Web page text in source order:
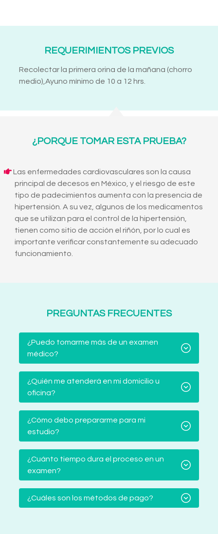
REQUERIMIENTOS PREVIOS
Recolectar la primera orina de la mañana (chorro
medio),Ayuno mínimo de 10 a 12 hrs.
¿PORQUE TOMAR ESTA PRUEBA?
Las enfermedades cardiovasculares son la causa
principal de decesos en México, y el riesgo de este
tipo de padecimientos aumenta con la presencia de
hipertensión. A su vez, algunos de los medicamentos
que se utilizan para el control de la hipertensión,
tienen como sitio de acción el riñón, por lo cual es
importante verificar constantemente su adecuado
funcionamiento.
PREGUNTAS FRECUENTES
¿Puedo tomarme más de un examen
médico?
¿Quién me atenderá en mi domicilio u
oficina?
¿Cómo debo prepararme para mi
estudio?
¿Cuánto tiempo dura el proceso en un
examen?
¿Cuáles son los métodos de pago?